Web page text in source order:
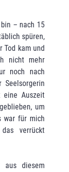
– nach 15
spüren,
Tod kam und
nicht mehr
noch nach
eine Auszeit
um
war für mich
verrückt
aus diesem